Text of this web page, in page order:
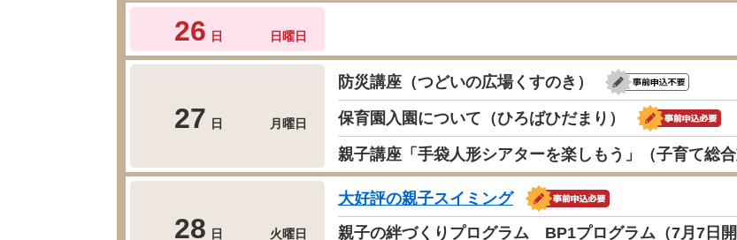
26 日 日曜日
27 日 月曜日
防災講座（つどいの広場くすのき）
保育園入園について（ひろばひだまり）
親子講座「手袋人形シアターを楽しもう」（子育て総合
28 日 火曜日
大好評の親子スイミング
親子の絆づくりプログラム BP1プログラム（7月7日開